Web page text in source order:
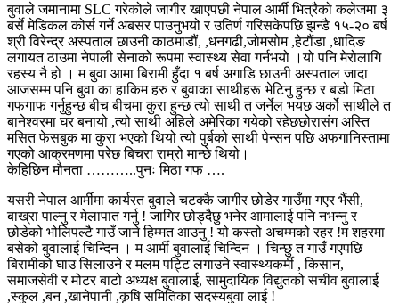
बुवाले जमानामा SLC गरेकोले जागीर खाएपछी नेपाल आर्मी भित्रैको कलेजमा ३
बर्से मेडिकल कोर्स गर्ने अबसर पाउनुभयो र उतिर्ण गरिसकेपछि झन्डै १५-२० बर्ष
श्री विरेन्द्र अस्पताल छाउनी काठमाडौं, ,धनगढी,जोमसोम ,हेटौंडा ,धादिङ
लगायत ठाउमा नेपाली सेनाको रूपमा स्वास्थ्य सेवा गर्नभयो ।यो पनि मेरोलागि
रहस्य नै हो । म बुवा आमा बिरामी हुँदा १ बर्ष अगाडि छाउनी अस्पताल जादा
आजसम्म पनि बुवा का हाकिम हरु र बुवाका साथीहरू भेटिनु हुन्छ र बडो मिठा
गफगाफ गर्नुहुन्छ बीच बीचमा कुरा हुन्छ त्यो साथी त जर्नेल भयछ अर्को साथीले त
बानेश्वरमा घर बनायो ,त्यो साथी अहिले अमेरिका गयेको रहेछछोरासंग अस्ति
मसित फेसबुक मा कुरा भएको थियो त्यो पुर्बको साथी पेन्सन पछि अफगानिस्तामा
गएको आक्रमणमा परेछ बिचरा राम्रो मान्छे थियो।
केहिछिन मौनता ………..पुनः मिठा गफ ….
यसरी नेपाल आर्मीमा कार्यरत बुवाले चटक्कै जागीर छोडेर गाउँमा गएर भैंसी,
बाख्रा पाल्नु र मेलापात गर्नु ! जागिर छोड्दैछु भनेर आमालाई पनि नभन्नु र
छोडेको भोलिपल्टै गाउँ जाने हिम्मत आउनु ! यो कस्तो अचम्मको रहर !म शहरमा
बसेको बुवालाई चिन्दिन । म आर्मी बुवालाई चिन्दिन । चिन्छु त गाउँ गएपछि
बिरामीको घाउ सिलाउने र मलम पट्टि लगाउने स्वास्थ्यकर्मी , किसान,
समाजसेवी र मोटर बाटो अध्यक्ष बुवालाई, सामुदायिक विद्युतको सचीव बुवालाई
,स्कुल ,बन ,खानेपानी ,कृषि समितिका सदस्यबुवा लाई !